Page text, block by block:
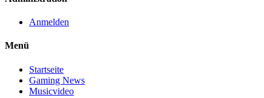
Anmelden
Menü
Startseite
Gaming News
Musicvideo